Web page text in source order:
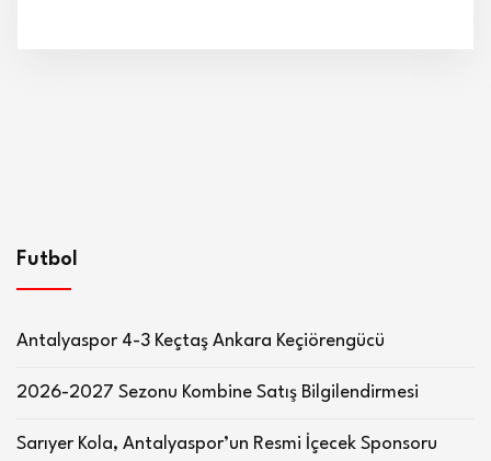
Futbol
Antalyaspor 4-3 Keçtaş Ankara Keçiörengücü
2026-2027 Sezonu Kombine Satış Bilgilendirmesi
Sarıyer Kola, Antalyaspor’un Resmi İçecek Sponsoru